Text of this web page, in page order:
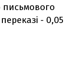
письмового
- 0,05